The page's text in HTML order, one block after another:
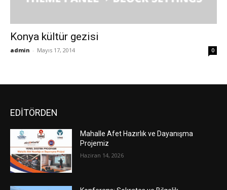
Konya kültür gezisi
admin - Mayıs 17, 2014 0
EDİTÖRDEN
Mahalle Afet Hazırlık ve Dayanışma
Projemiz
Haziran 14, 2026